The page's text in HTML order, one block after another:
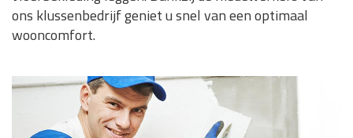
ons klussenbedrijf geniet u snel van een optimaal
wooncomfort.